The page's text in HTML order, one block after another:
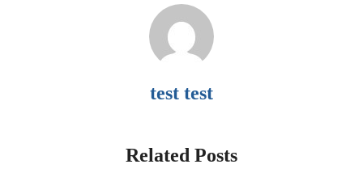
test test
Related Posts